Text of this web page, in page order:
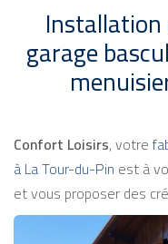
garage
Confort Loisirs, votre
à La Tour-du-Pin est à
et vous proposer des